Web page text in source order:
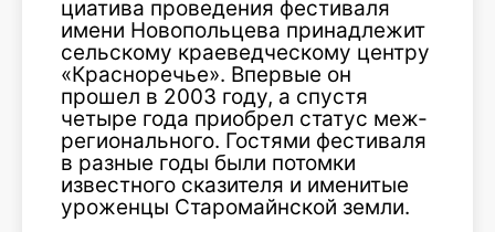
циатива проведения фестиваля
имени Новопольцева принадле­жит
сельскому краеведческому центру
«Красноречье». Впервые он
прошел в 2003 году, а спустя
четыре года приобрел статус меж­
регионального. Гостями фестива­ля
в разные годы были потомки
известного сказителя и именитые
уроженцы Старомайнской земли.